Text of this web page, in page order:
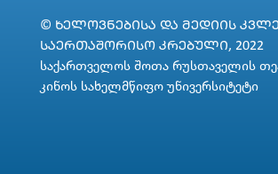
© ᲮᲔᲚᲝᲕᲜᲔᲑᲘᲡᲐ ᲓᲐ ᲛᲔᲓᲘᲘᲡ
ᲡᲐᲔᲠᲗᲐᲨᲝᲠᲘᲡᲝ ᲙᲠᲔᲑᲣᲚᲘ, 2022
საქართველოს შოთა რუსთაველის
კინოს სახელმწიფო უნივერსიტეტი